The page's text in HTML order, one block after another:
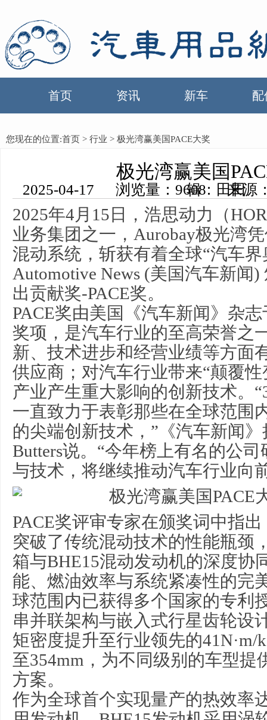
首页 资讯 新车 配
您现在的位置:首页 > 行业 > 极光湾赢美国PACE大奖
极光湾赢美国
2025-04-17 浏览量：9608 来源：中国汽车用品网 编辑：田田
2025年4月15日，浩思动力（
业务集团之一，Aurobay极光湾
混动系统，斩获有着全球“汽车
Automotive News (美国汽车新闻
出贡献奖-PACE奖。
PACE奖由美国《汽车新闻》杂
奖项，是汽车行业的至高荣誉之
新、技术进步和经营业绩等方面
供应商；对汽车行业带来“颠覆
产业产生重大影响的创新技术。
一直致力于表彰那些在全球范围
的尖端创新技术，”《汽车新闻》
Butters说。“今年榜上有名的公
与技术，将继续推动汽车行业向
PACE奖评审专家在颁奖词中指
突破了传统混动技术的性能瓶颈
箱与BHE15混动发动机的深度协
能、燃油效率与系统紧凑性的完
球范围内已获得多个国家的专利
串并联架构与嵌入式行星齿轮设
矩密度提升至行业领先的41N·m/
至354mm，为不同级别的车型提
方案。
作为全球首个实现量产的热效率